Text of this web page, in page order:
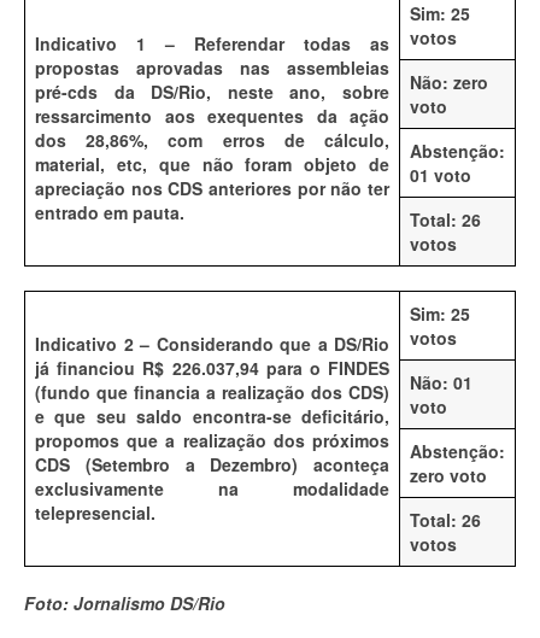
Indicativo 1 – Referendar todas as
propostas aprovadas nas assembleias
pré-cds da DS/Rio, neste ano, sobre
ressarcimento aos exequentes da ação
dos 28,86%, com erros de cálculo,
material, etc, que não foram objeto de
apreciação nos CDS anteriores por não ter
entrado em pauta.
Sim: 25
votos
Não: zero
voto
Abstenção:
01 voto
Total: 26
votos
Indicativo 2 – Considerando que a DS/Rio
já financiou R$ 226.037,94 para o FINDES
(fundo que financia a realização dos CDS)
e que seu saldo encontra-se deficitário,
propomos que a realização dos próximos
CDS (Setembro a Dezembro) aconteça
exclusivamente na modalidade
telepresencial.
Sim: 25
votos
Não: 01
voto
Abstenção:
zero voto
Total: 26
votos
Foto: Jornalismo DS/Rio